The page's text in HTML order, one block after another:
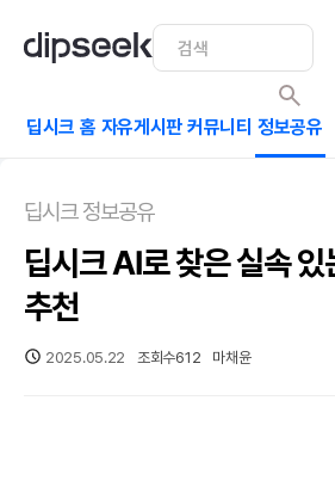
딥시크 홈 자유게시판 커뮤니티 정보공유
딥시크 정보공유
딥시크 AI로 찾은 실속
추천
2025.05.22 조회수612 마채윤